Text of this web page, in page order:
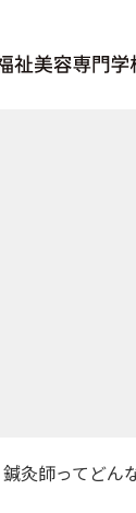
鍼灸師ってどん